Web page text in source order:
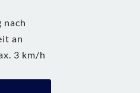
nach
an
3 km/h